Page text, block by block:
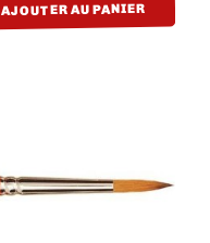
AJOUTER AU PANIER